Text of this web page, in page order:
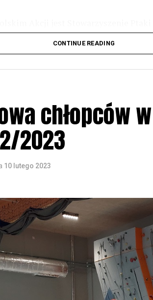
i 25 lutego 2023 r. wg
do udziału w Akcji,
i wymianę doświadczeń przy grillu.
CONTINUE READING
chłopców
2023
10 lutego 2023